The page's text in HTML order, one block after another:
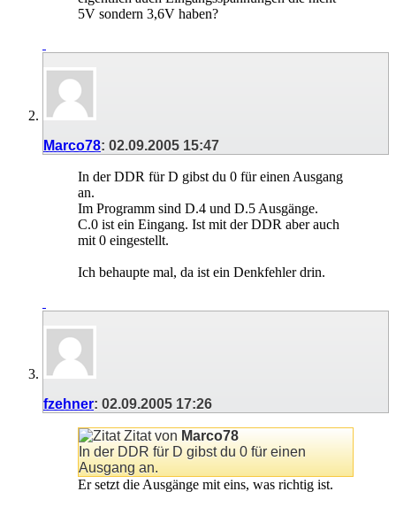
5V sondern 3,6V haben?
Marco78: 02.09.2005 15:47
In der DDR für D gibst du 0 für einen Ausgang
an.
Im Programm sind D.4 und D.5 Ausgänge.
C.0 ist ein Eingang. Ist mit der DDR aber auch
mit 0 eingestellt.
Ich behaupte mal, da ist ein Denkfehler drin.
fzehner: 02.09.2005 17:26
Zitat von Marco78
In der DDR für D gibst du 0 für einen
Ausgang an.
Er setzt die Ausgänge mit eins, was richtig ist.